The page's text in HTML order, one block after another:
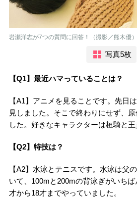
岩瀬洋志が7つの質問に回答！（撮影／熊木優）
写真5枚
【Q1】最近ハマっていることは？
【A1】アニメを見ることです。先日
見しました。そこで終わりにせず、
した。好きなキャラクターは桓騎と王
【Q2】特技は？
【A2】水泳とテニスです。水泳は父
いて、100mと200mの背泳ぎがいち
才から18才までやっていました。